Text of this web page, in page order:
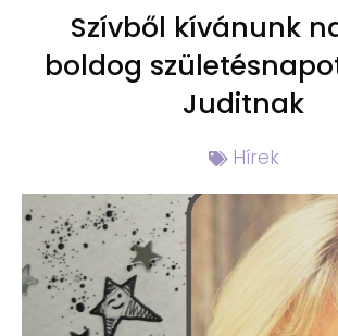
Szívből kívánunk
boldog
Juditnak
Hírek